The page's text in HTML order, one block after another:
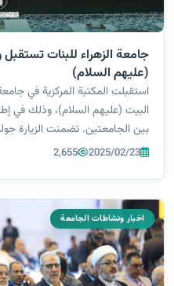
جامعة الزهراء للبنات
(عليهم السلام)
استقبلت المكتبة المركزية في
البيت (عليهم السلام)، وذلك في
بين الجامعتين. تضمنت الزيارة
خلالها على آليات الفهرسة
2025/02/23
2,655
اخبار ونشاطات الجامعة